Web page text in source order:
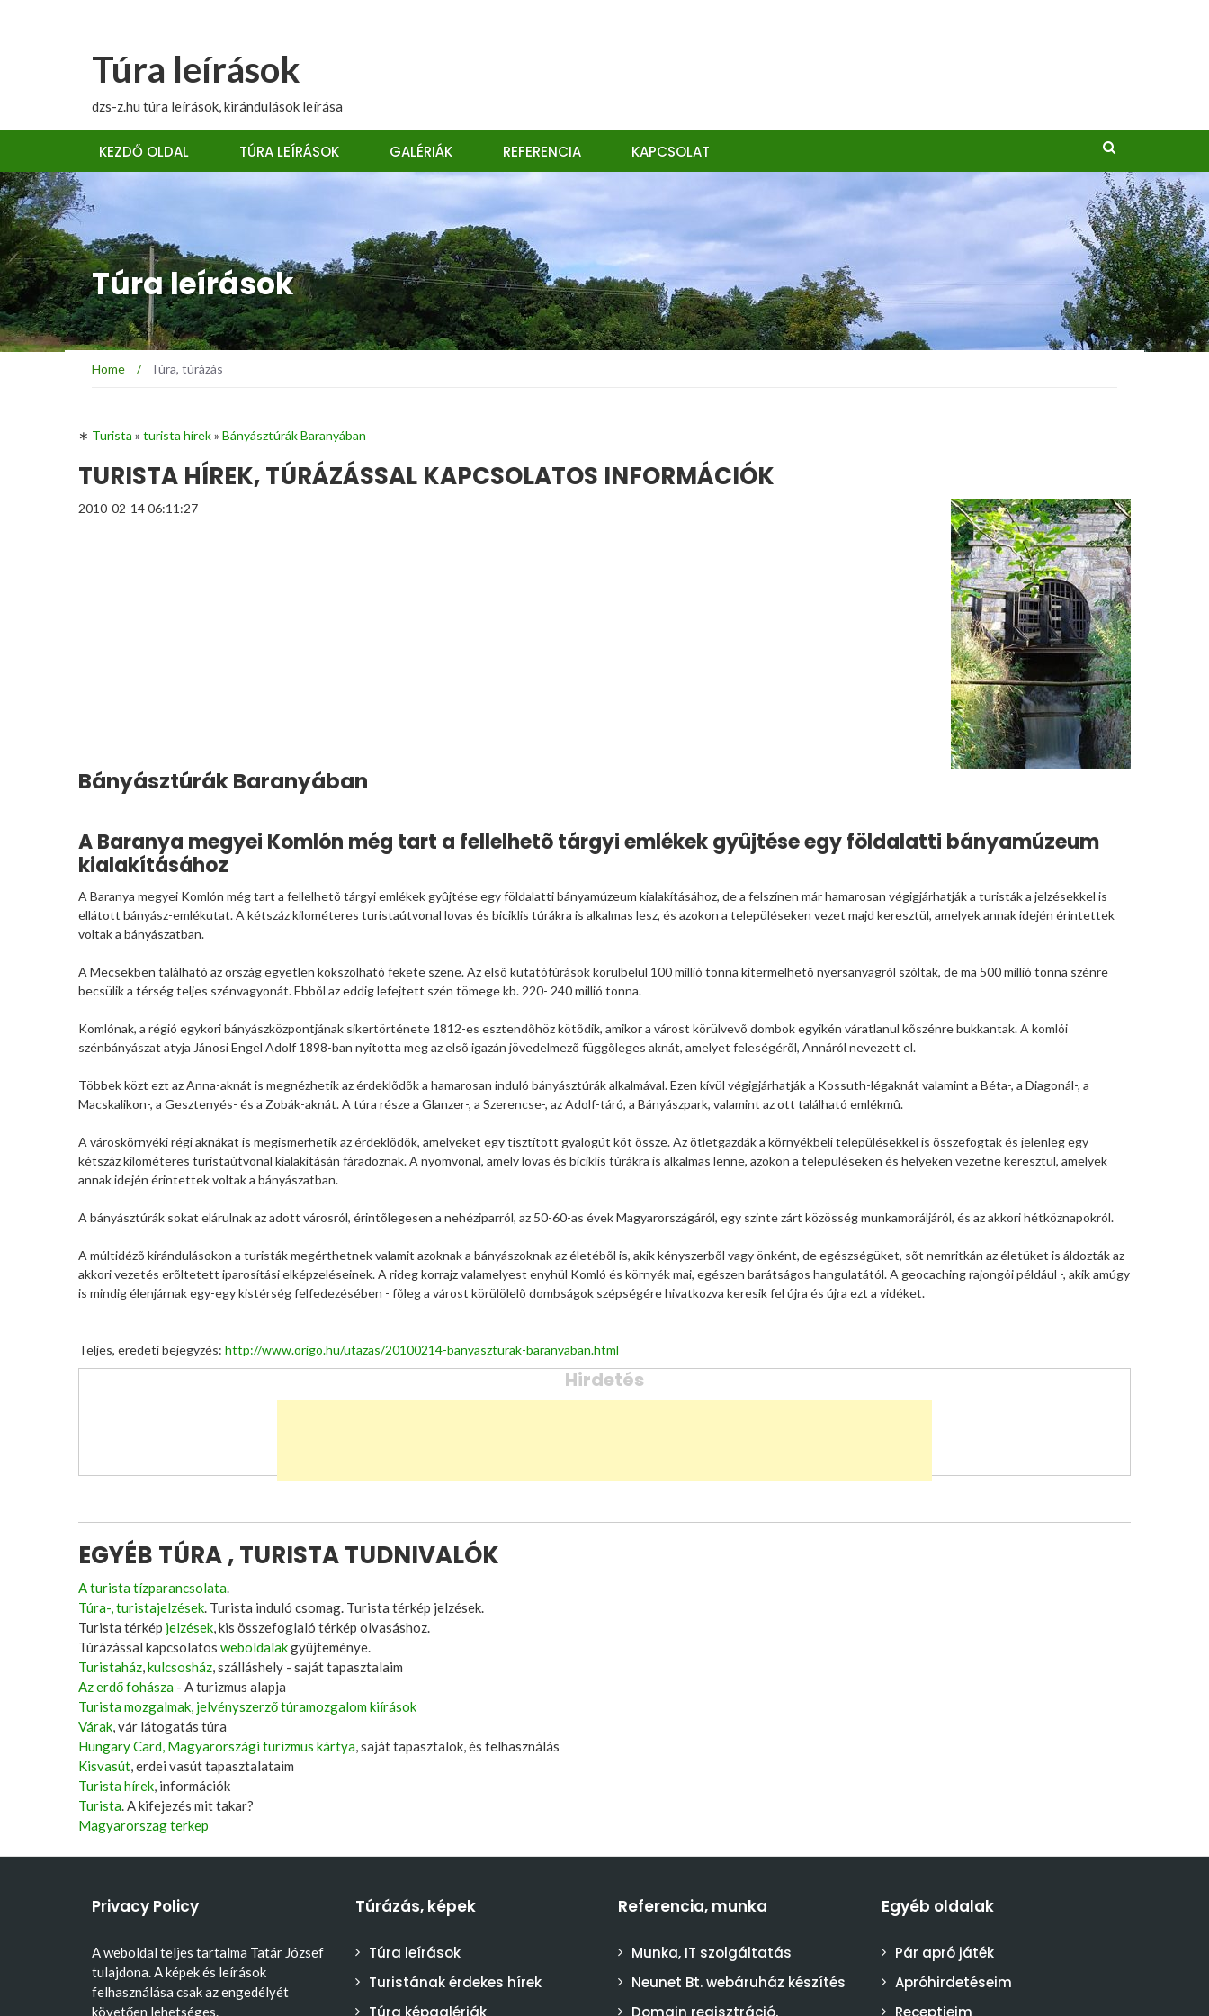
Túra leírások
dzs-z.hu túra leírások, kirándulások leírása
KEZDŐ OLDAL TÚRA LEÍRÁSOK GALÉRIÁK REFERENCIA KAPCSOLAT
Túra leírások
Home / Túra, túrázás
∗ Turista » turista hírek» Bányásztúrák Baranyában
TURISTA HÍREK, TÚRÁZÁSSAL KAPCSOLATOS INFORMÁCIÓK
2010-02-14 06:11:27
Bányásztúrák Baranyában
A Baranya megyei Komlón még tart a fellelhetõ tárgyi emlékek gyûjtése egy földalatti bányamúzeum
kialakításához
A Baranya megyei Komlón még tart a fellelhetõ tárgyi emlékek gyûjtése egy földalatti bányamúzeum kialakításához, de a felszínen már hamarosan végigjárhatják a turisták a jelzésekkel is
ellátott bányász-emlékutat. A kétszáz kilométeres turistaútvonal lovas és biciklis túrákra is alkalmas lesz, és azokon a településeken vezet majd keresztül, amelyek annak idején érintettek
voltak a bányászatban.
A Mecsekben található az ország egyetlen kokszolható fekete szene. Az elsõ kutatófúrások körülbelül 100 millió tonna kitermelhetõ nyersanyagról szóltak, de ma 500 millió tonna szénre
becsülik a térség teljes szénvagyonát. Ebbõl az eddig lefejtett szén tömege kb. 220- 240 millió tonna.
Komlónak, a régió egykori bányászközpontjának sikertörténete 1812-es esztendõhöz kötõdik, amikor a várost körülvevõ dombok egyikén váratlanul kõszénre bukkantak. A komlói
szénbányászat atyja Jánosi Engel Adolf 1898-ban nyitotta meg az elsõ igazán jövedelmezõ függõleges aknát, amelyet feleségérõl, Annáról nevezett el.
Többek közt ezt az Anna-aknát is megnézhetik az érdeklõdõk a hamarosan induló bányásztúrák alkalmával. Ezen kívül végigjárhatják a Kossuth-légaknát valamint a Béta-, a Diagonál-, a
Macskalikon-, a Gesztenyés- és a Zobák-aknát. A túra része a Glanzer-, a Szerencse-, az Adolf-táró, a Bányászpark, valamint az ott található emlékmû.
A városkörnyéki régi aknákat is megismerhetik az érdeklõdõk, amelyeket egy tisztított gyalogút köt össze. Az ötletgazdák a környékbeli településekkel is összefogtak és jelenleg egy
kétszáz kilométeres turistaútvonal kialakításán fáradoznak. A nyomvonal, amely lovas és biciklis túrákra is alkalmas lenne, azokon a településeken és helyeken vezetne keresztül, amelyek
annak idején érintettek voltak a bányászatban.
A bányásztúrák sokat elárulnak az adott városról, érintõlegesen a nehéziparról, az 50-60-as évek Magyarországáról, egy szinte zárt közösség munkamoráljáról, és az akkori hétköznapokról.
A múltidézõ kirándulásokon a turisták megérthetnek valamit azoknak a bányászoknak az életébõl is, akik kényszerbõl vagy önként, de egészségüket, sõt nemritkán az életüket is áldozták az
akkori vezetés erõltetett iparosítási elképzeléseinek. A rideg korrajz valamelyest enyhül Komló és környék mai, egészen barátságos hangulatától. A geocaching rajongói például -, akik amúgy
is mindig élenjárnak egy-egy kistérség felfedezésében - fõleg a várost körülölelõ dombságok szépségére hivatkozva keresik fel újra és újra ezt a vidéket.
Teljes, eredeti bejegyzés: http://www.origo.hu/utazas/20100214-banyaszturak-baranyaban.html
Hirdetés
EGYÉB TÚRA , TURISTA TUDNIVALÓK
A turista tízparancsolata.
Túra-, turistajelzések. Turista induló csomag. Turista térkép jelzések.
Turista térkép jelzések, kis összefoglaló térkép olvasáshoz.
Túrázással kapcsolatos weboldalakgyüjteménye.
Turistaház,kulcsosház, szálláshely - saját tapasztalaim
Az erdő fohásza - A turizmus alapja
Turista mozgalmak, jelvényszerző túramozgalom kiírások
Várak, vár látogatás túra
Hungary Card, Magyarországi turizmus kártya, saját tapasztalok, és felhasználás
Kisvasút, erdei vasút tapasztalataim
Turista hírek, információk
Turista. A kifejezés mit takar?
Magyarorszag terkep
Privacy Policy
A weboldal teljes tartalma Tatár József
tulajdona. A képek és leírások
felhasználása csak az engedélyét
követően lehetséges.
Túrázás, képek
Túra leírások
Turistának érdekes hírek
Túra képgalériák
Referencia, munka
Munka, IT szolgáltatás
Neunet Bt. webáruház készítés
Domain regisztráció,
Egyéb oldalak
Pár apró játék
Apróhirdetéseim
Receptjeim